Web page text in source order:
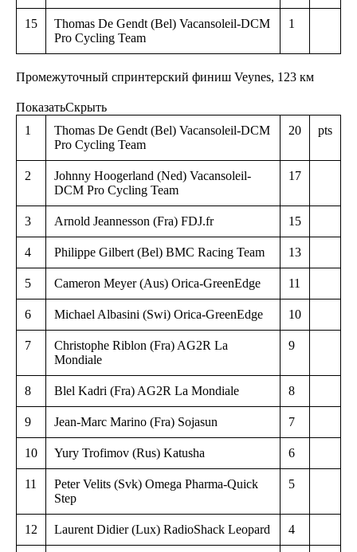
15
Thomas De Gendt (Bel) Vacansoleil-DCM
Pro Cycling Team
1
Промежуточный спринтерский финиш Veynes, 123 км
ПоказатьСкрыть
1
Thomas De Gendt (Bel) Vacansoleil-DCM
Pro Cycling Team
20 pts
2
Johnny Hoogerland (Ned) Vacansoleil-
DCM Pro Cycling Team
17
3 Arnold Jeannesson (Fra) FDJ.fr 15
4 Philippe Gilbert (Bel) BMC Racing Team 13
5 Cameron Meyer (Aus) Orica-GreenEdge 11
6 Michael Albasini (Swi) Orica-GreenEdge 10
7
Christophe Riblon (Fra) AG2R La
Mondiale
9
8 Blel Kadri (Fra) AG2R La Mondiale 8
9 Jean-Marc Marino (Fra) Sojasun 7
10 Yury Trofimov (Rus) Katusha 6
11
Peter Velits (Svk) Omega Pharma-Quick
Step
5
12 Laurent Didier (Lux) RadioShack Leopard 4